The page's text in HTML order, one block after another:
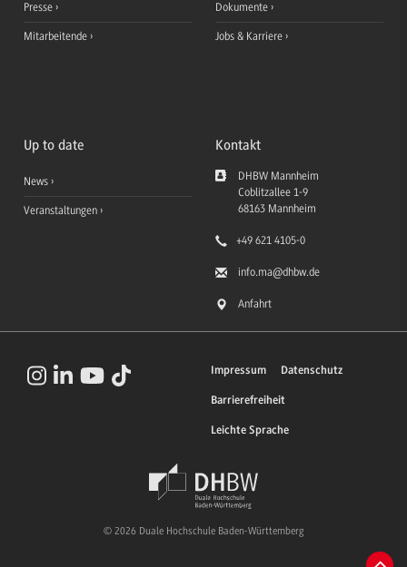
Presse
Mitarbeitende
Dokumente
Jobs & Karriere
Up to date
News
Veranstaltungen
Kontakt
DHBW Mannheim
Coblitzallee 1-9
68163 Mannheim
+49 621 4105-0
info.ma@dhbw.de
Anfahrt
Impressum Datenschutz
Barrierefreiheit
Leichte Sprache
© 2026 Duale Hochschule Baden-Württemberg